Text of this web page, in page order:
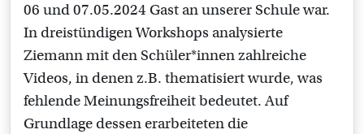
06 und 07.05.2024 Gast an unserer Schule war.
In dreistündigen Workshops analysierte
Ziemann mit den Schüler*innen zahlreiche
Videos, in denen z.B. thematisiert wurde, was
fehlende Meinungsfreiheit bedeutet. Auf
Grundlage dessen erarbeiteten die